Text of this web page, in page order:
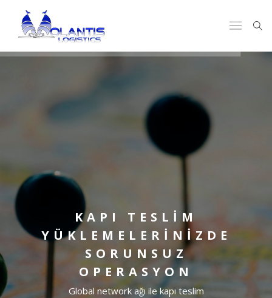
KAPI TESLİM
YÜKLEMELERİNİZDE
SORUNSUZ
OPERASYON
Global network ağı ile kapı teslim